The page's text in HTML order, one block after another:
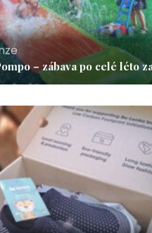
– zábava po celé léto